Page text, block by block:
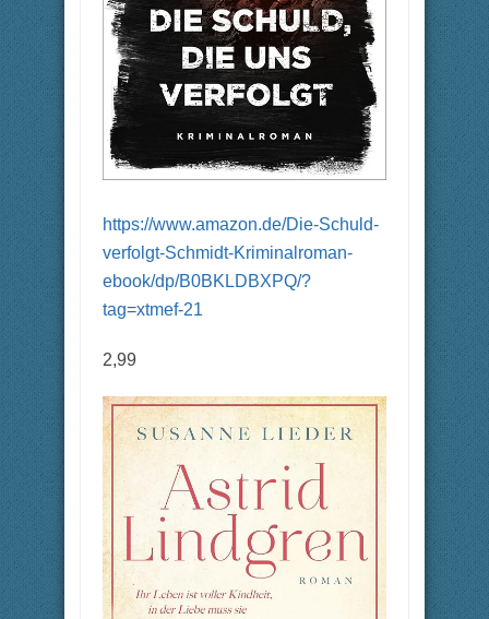
https://www.amazon.de/Die-Schuld-
verfolgt-Schmidt-Kriminalroman-
ebook/dp/B0BKLDBXPQ/?
tag=xtmef-21
2,99